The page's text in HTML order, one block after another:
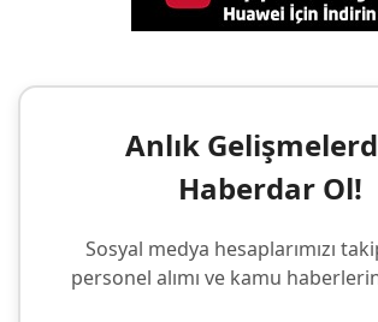
Anlık
Haberdar Ol!
Sosyal medya hesaplarımızı
personel alımı ve kamu